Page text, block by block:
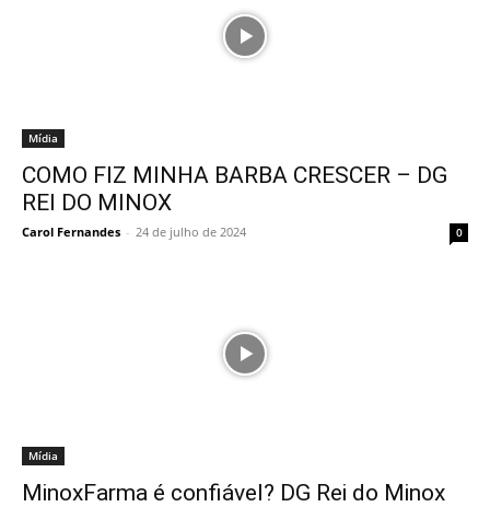
Mídia
COMO FIZ MINHA BARBA CRESCER – DG
REI DO MINOX
Carol Fernandes - 24 de julho de 2024 0
Mídia
MinoxFarma é confiável? DG Rei do Minox